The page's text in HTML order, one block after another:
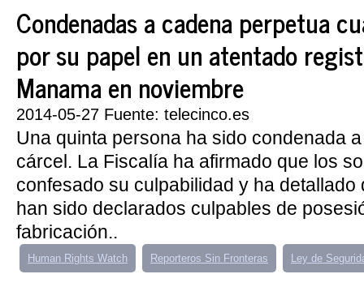
Condenadas a cadena perpetua
por su papel en un atentado
Manama en noviembre
2014-05-27 Fuente: telecinco.es
Una quinta persona ha sido condenada
cárcel. La Fiscalía ha afirmado que los
confesado su culpabilidad y ha detallado
han sido declarados culpables de
fabricación..
Human Rights Watch Reporteros Sin Fronteras Ley de